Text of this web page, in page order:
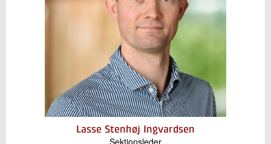
Lasse Stenhøj Ingvardsen